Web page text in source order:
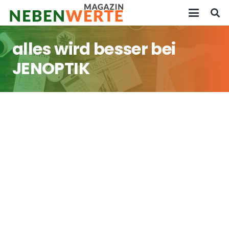
alles wird besser bei
JENOPTIK